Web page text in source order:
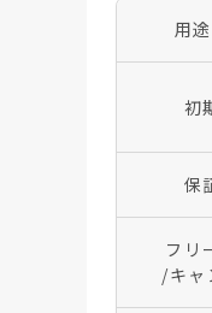
用
初
保
フリ
/キャ